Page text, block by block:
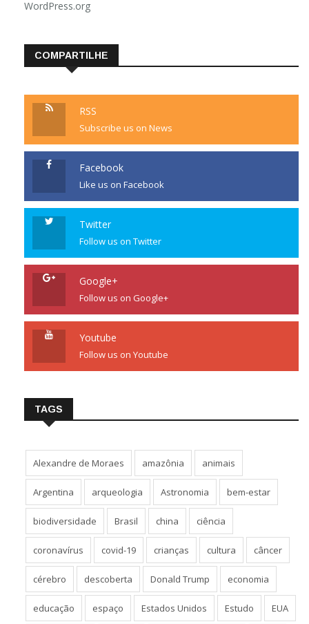
WordPress.org
COMPARTILHE
RSS
Subscribe us on News
Facebook
Like us on Facebook
Twitter
Follow us on Twitter
Google+
Follow us on Google+
Youtube
Follow us on Youtube
TAGS
Alexandre de Moraes amazônia animais
Argentina arqueologia Astronomia bem-estar
biodiversidade Brasil china ciência
coronavírus covid-19 crianças cultura câncer
cérebro descoberta Donald Trump economia
educação espaço Estados Unidos Estudo EUA